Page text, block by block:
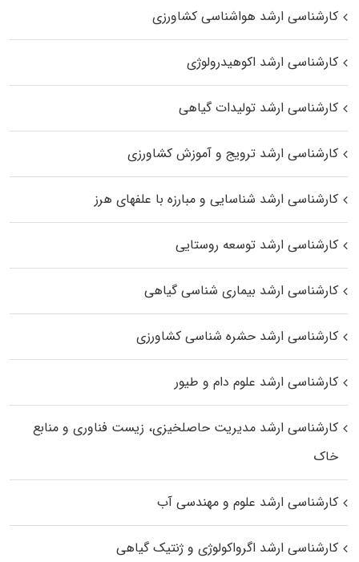
کارشناسی ارشد هواشناسی کشاورزی
کارشناسی ارشد اکوهیدرولوژی
کارشناسی ارشد تولیدات گیاهی
کارشناسی ارشد ترویج و آموزش کشاورزی
کارشناسی ارشد شناسایی و مبارزه با علفهای هرز
کارشناسی ارشد توسعه روستایی
کارشناسی ارشد بیماری‌ شناسی گیاهی
کارشناسی ارشد حشره‌ شناسی کشاورزی
کارشناسی ارشد علوم دام و طیور
کارشناسی ارشد مدیریت حاصلخیزی، زیست فناوری و منابع
خاک
کارشناسی ارشد علوم و مهندسی آب
کارشناسی ارشد اگرواکولوژی و ژنتیک گیاهی